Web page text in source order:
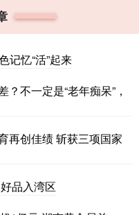
记忆“活”起来
不一定是“老年痴呆”，
再创佳绩 斩获三项国家
品入湾区